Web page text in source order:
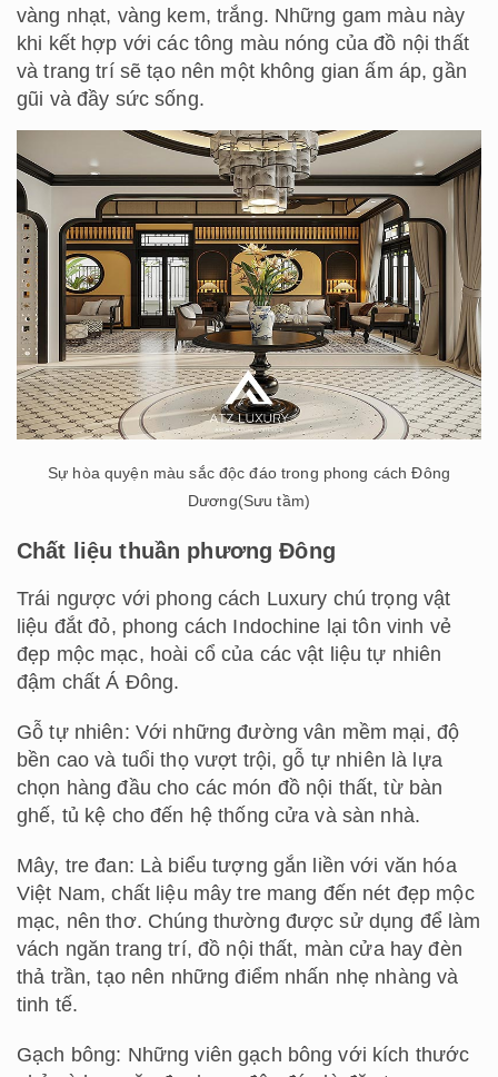
vàng nhạt, vàng kem, trắng. Những gam màu này
khi kết hợp với các tông màu nóng của đồ nội thất
và trang trí sẽ tạo nên một không gian ấm áp, gần
gũi và đầy sức sống.
Sự hòa quyện màu sắc độc đáo trong phong cách Đông
Dương(Sưu tầm)
Chất liệu thuần phương Đông
Trái ngược với phong cách Luxury chú trọng vật
liệu đắt đỏ, phong cách Indochine lại tôn vinh vẻ
đẹp mộc mạc, hoài cổ của các vật liệu tự nhiên
đậm chất Á Đông.
Gỗ tự nhiên: Với những đường vân mềm mại, độ
bền cao và tuổi thọ vượt trội, gỗ tự nhiên là lựa
chọn hàng đầu cho các món đồ nội thất, từ bàn
ghế, tủ kệ cho đến hệ thống cửa và sàn nhà.
Mây, tre đan: Là biểu tượng gắn liền với văn hóa
Việt Nam, chất liệu mây tre mang đến nét đẹp mộc
mạc, nên thơ. Chúng thường được sử dụng để làm
vách ngăn trang trí, đồ nội thất, màn cửa hay đèn
thả trần, tạo nên những điểm nhấn nhẹ nhàng và
tinh tế.
Gạch bông: Những viên gạch bông với kích thước